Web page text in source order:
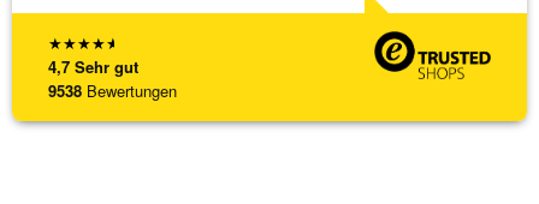
★★★★★
4,7 Sehr gut
9538 Bewertungen